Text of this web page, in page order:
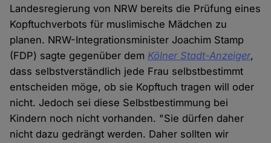
Landesregierung von NRW bereits die Prüfung eines
Kopftuchverbots für muslimische Mädchen zu
planen. NRW-Integrationsminister Joachim Stamp
(FDP) sagte gegenüber dem Kölner Stadt-Anzeiger,
dass selbstverständlich jede Frau selbstbestimmt
entscheiden möge, ob sie Kopftuch tragen will oder
nicht. Jedoch sei diese Selbstbestimmung bei
Kindern noch nicht vorhanden. "Sie dürfen daher
nicht dazu gedrängt werden. Daher sollten wir